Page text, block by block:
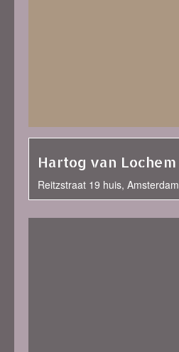
Hartog van Lochem
Reitzstraat 19 huis, Amsterdam